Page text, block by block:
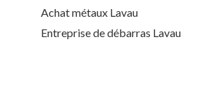
Achat métaux Lavau
Entreprise de débarras Lavau